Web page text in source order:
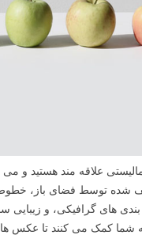
علاقه مند هستید و می
شده توسط فضای باز،
بندی های گرافیکی، و
شما کمک می کنند تا عکس